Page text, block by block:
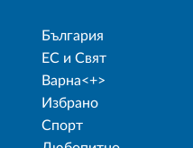
България
ЕС и Свят
Варна<+>
Избрано
Спорт